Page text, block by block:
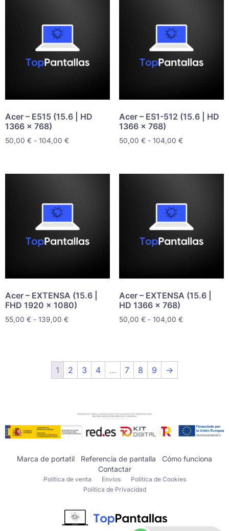
Acer – E515 (15.6 | HD
1366 x 768)
50,00 € - 104,00 €
Acer – ES1-512 (15.6 | HD
1366 x 768)
50,00 € - 104,00 €
Acer – EXTENSA (15.6 |
FHD 1920 x 1080)
55,00 € - 139,00 €
Acer – EXTENSA (15.6 |
HD 1366 x 768)
50,00 € - 104,00 €
1 2 3 4 … 7 8 9 →
Marca de portatil Referencia de pantalla
Cómo funciona
Contactar
Política de venta Envíos
Politica de Cookies
Política de Privacidad